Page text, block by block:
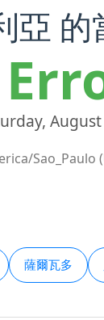
亞 的
Sao_Paulo
薩爾瓦多